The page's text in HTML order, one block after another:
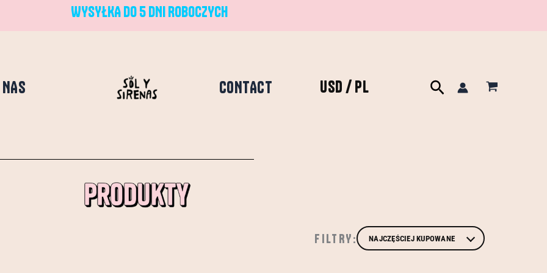
WYSYŁKA DO 5 DNI ROBOCZYCH
CONTACT USD / PL Szukaj
FILTRY: